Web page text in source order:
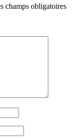
champs obligatoires